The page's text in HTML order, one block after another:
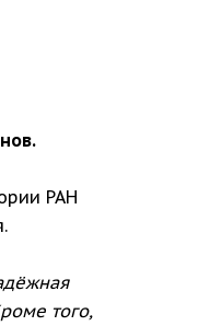
РАН
того,